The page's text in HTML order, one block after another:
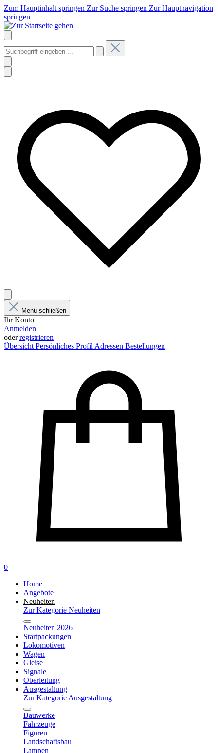
Zum Hauptinhalt springen Zur Suche springen Zur Hauptnavigation
springen
Menü schließen
Ihr Konto
Anmelden
oderregistrieren
Übersicht Persönliches Profil Adressen Bestellungen
0
Home
Angebote
Neuheiten
Zur Kategorie Neuheiten
Neuheiten 2026
Startpackungen
Lokomotiven
Wagen
Gleise
Signale
Oberleitung
Ausgestaltung
Zur Kategorie Ausgestaltung
Bauwerke
Fahrzeuge
Figuren
Landschaftsbau
Lampen